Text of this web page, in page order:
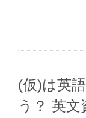
(仮)は英
う？ 英文